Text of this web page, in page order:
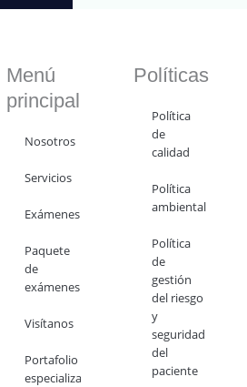
Menú
principal
Nosotros
Servicios
Exámenes
Paquete
de
exámenes
Visítanos
Portafolio
especializado
Políticas
Política
de
calidad
Política
ambiental
Política
de
gestión
del riesgo
y
seguridad
del
paciente